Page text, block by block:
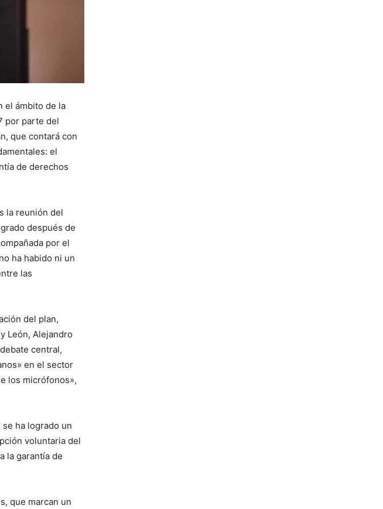
el ámbito de la
por parte del
que contará con
el
de derechos
la reunión del
después de
por el
ha habido ni un
las
del plan,
León, Alejandro
central,
en el sector
los micrófonos»,
ha logrado un
voluntaria del
la garantía de
que marcan un